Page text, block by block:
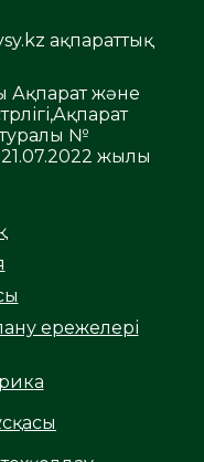
ақпараттық
Ақпарат және
туралы №
21.07.2022 жылы
ережелері